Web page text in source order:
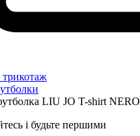
LIU JO T-shirt NERO
і будьте першими